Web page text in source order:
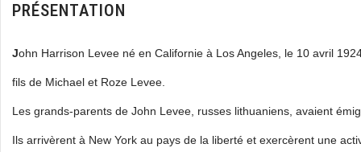
PRÉSENTATION
John Harrison Levee né en Californie à Los Angeles, le 10 avril
fils de Michael et Roze Levee.
Les grands-parents de John Levee, russes lithuaniens, avaient
Ils arrivèrent à New York au pays de la liberté et exercèrent une